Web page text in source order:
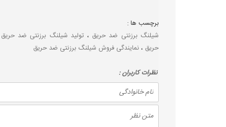
برچسب ها :
شیلنگ برزنتی ضد حریق ، تولید شیلنگ برزنتی ضد حریق
حریق ،نمایندگی فروش شیلنگ برزنتی ضد حریق
نظرات كاربران :